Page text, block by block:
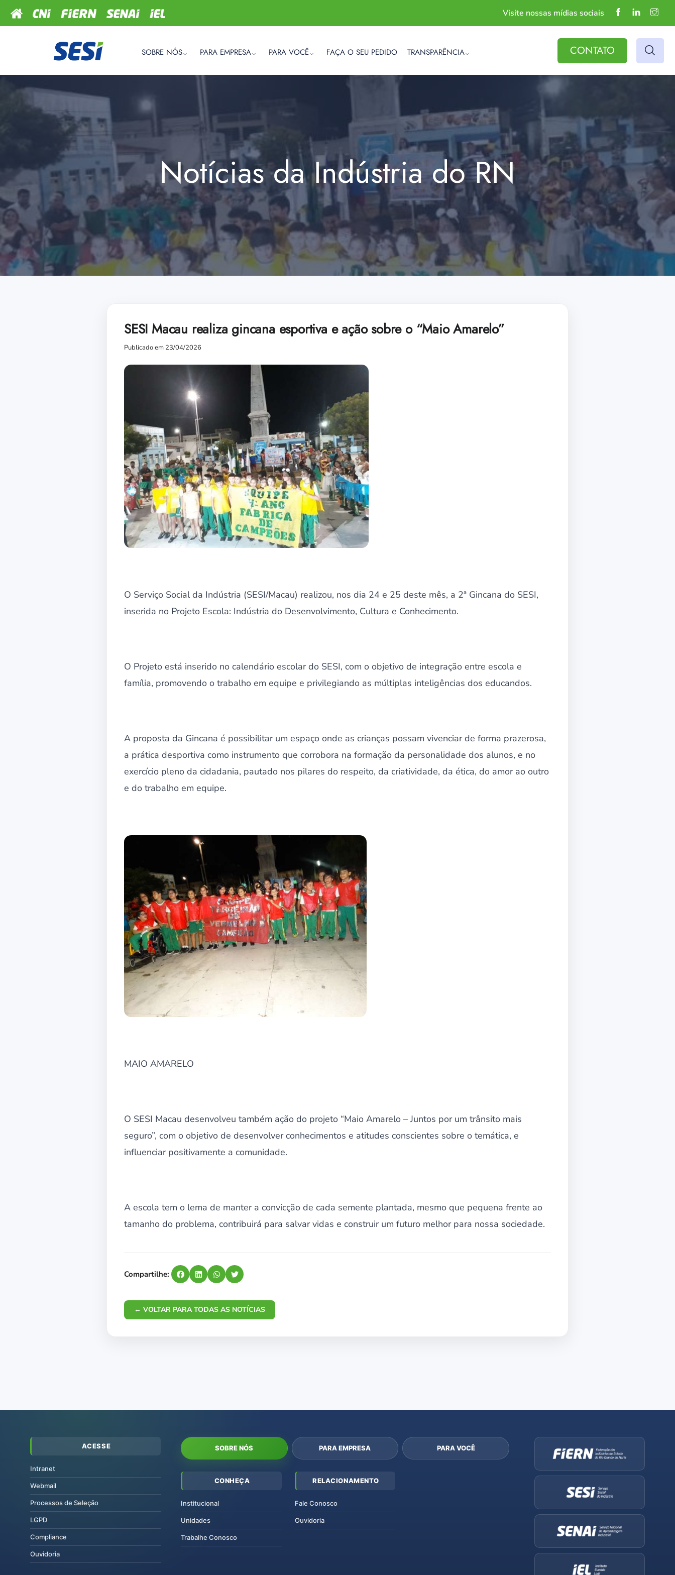
Visite nossas mídias sociais
SOBRE NÓS PARA EMPRESA PARA VOCÊ FAÇA O SEU PEDIDO TRANSPARÊNCIA CONTATO
Notícias da Indústria do RN
SESI Macau realiza gincana esportiva e ação sobre o “Maio Amarelo”
Publicado em 23/04/2026
O Serviço Social da Indústria (SESI/Macau) realizou, nos dia 24 e 25 deste mês, a 2ª Gincana do SESI,
inserida no Projeto Escola: Indústria do Desenvolvimento, Cultura e Conhecimento.
O Projeto está inserido no calendário escolar do SESI, com o objetivo de integração entre escola e
família, promovendo o trabalho em equipe e privilegiando as múltiplas inteligências dos educandos.
A proposta da Gincana é possibilitar um espaço onde as crianças possam vivenciar de forma prazerosa,
a prática desportiva como instrumento que corrobora na formação da personalidade dos alunos, e no
exercício pleno da cidadania, pautado nos pilares do respeito, da criatividade, da ética, do amor ao outro
e do trabalho em equipe.
MAIO AMARELO
O SESI Macau desenvolveu também ação do projeto “Maio Amarelo – Juntos por um trânsito mais
seguro”, com o objetivo de desenvolver conhecimentos e atitudes conscientes sobre o temática, e
influenciar positivamente a comunidade.
A escola tem o lema de manter a convicção de cada semente plantada, mesmo que pequena frente ao
tamanho do problema, contribuirá para salvar vidas e construir um futuro melhor para nossa sociedade.
Compartilhe:
← VOLTAR PARA TODAS AS NOTÍCIAS
ACESSE
Intranet
Webmail
Processos de Seleção
LGPD
Compliance
Ouvidoria
SOBRE NÓS PARA EMPRESA PARA VOCÊ
CONHEÇA
Institucional
Unidades
Trabalhe Conosco
RELACIONAMENTO
Fale Conosco
Ouvidoria